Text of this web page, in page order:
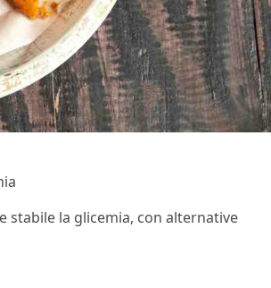
stabile la glicemia, con alternative